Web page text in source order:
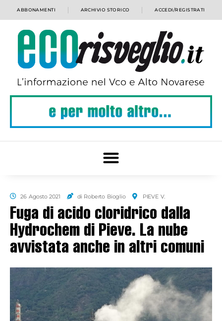
ABBONAMENTI ARCHIVIO STORICO ACCEDI/REGISTRATI
26 Agosto 2021 di Roberto Bioglio PIEVE V.
Fuga di acido cloridrico dalla
Hydrochem di Pieve. La nube
avvistata anche in altri comuni